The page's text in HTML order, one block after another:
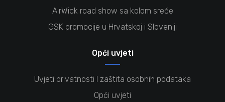
AirWick road show sa kolom sreće
GSK promocije u Hrvatskoj i Sloveniji
Opći uvjeti
Uvjeti privatnosti I zaštita osobnih podataka
Opći uvjeti